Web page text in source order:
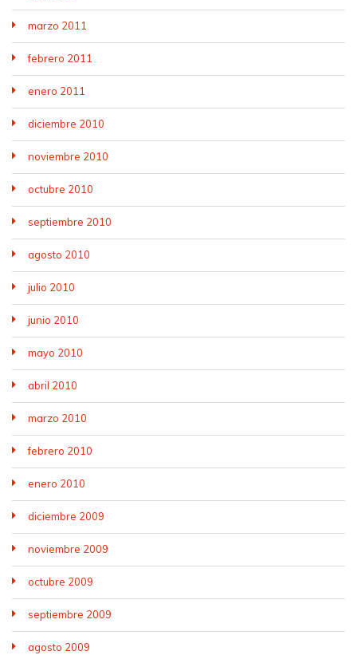
marzo 2011
febrero 2011
enero 2011
diciembre 2010
noviembre 2010
octubre 2010
septiembre 2010
agosto 2010
julio 2010
junio 2010
mayo 2010
abril 2010
marzo 2010
febrero 2010
enero 2010
diciembre 2009
noviembre 2009
octubre 2009
septiembre 2009
agosto 2009